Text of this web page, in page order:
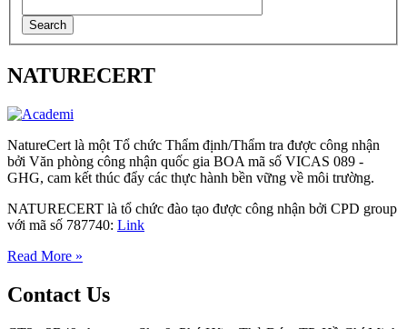
NATURECERT
NatureCert là một Tổ chức Thẩm định/Thẩm tra được công nhận
bởi Văn phòng công nhận quốc gia BOA mã số VICAS 089 -
GHG, cam kết thúc đẩy các thực hành bền vững về môi trường.
NATURECERT là tổ chức đào tạo được công nhận bởi CPD group
với mã số 787740: Link
Read More »
Contact Us